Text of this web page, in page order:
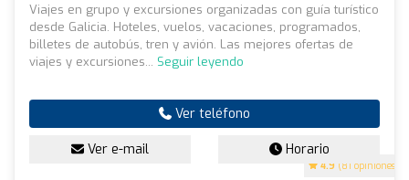
4.9 (81 opiniones)
Viajes en grupo y excursiones organizadas con guía turístico
desde Galicia. Hoteles, vuelos, vacaciones, programados,
billetes de autobús, tren y avión. Las mejores ofertas de
viajes y excursiones... Seguir leyendo
Ver teléfono
Ver e-mail Horario